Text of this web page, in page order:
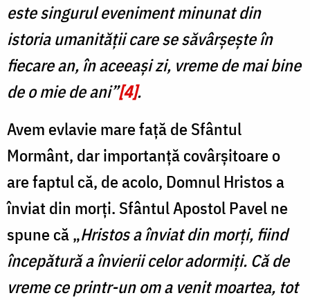
este singurul eveniment minunat din
istoria umanității care se săvârșește în
fiecare an, în aceeași zi, vreme de mai bine
de o mie de ani”[4].
Avem evlavie mare față de Sfântul
Mormânt, dar importanță covârșitoare o
are faptul că, de acolo, Domnul Hristos a
înviat din morți. Sfântul Apostol Pavel ne
spune că „Hristos a înviat din morți, fiind
începătură a învierii celor adormiți. Că de
vreme ce printr-un om a venit moartea, tot